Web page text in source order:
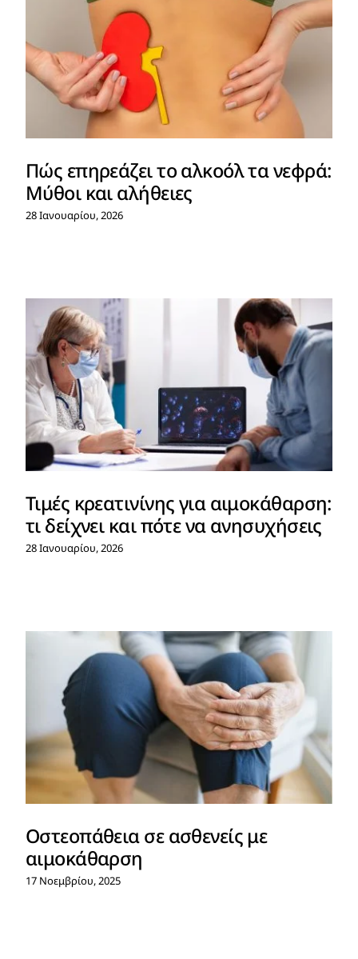
Πώς επηρεάζει το αλκοόλ τα νεφρά:
Μύθοι και αλήθειες
28 Ιανουαρίου, 2026
Τιμές κρεατινίνης για αιμοκάθαρση:
τι δείχνει και πότε να ανησυχήσεις
28 Ιανουαρίου, 2026
Οστεοπάθεια σε ασθενείς με
αιμοκάθαρση
17 Νοεμβρίου, 2025